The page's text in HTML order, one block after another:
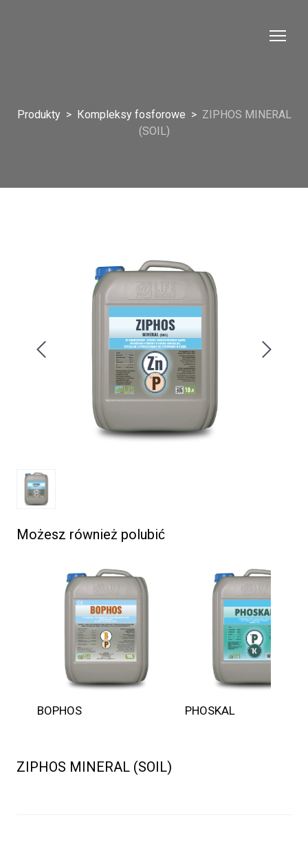
Produkty Кompleksy fosforowe
ZIPHOS MINERAL
(SOIL)
Możesz również polubić
BOPHOS PHOSKAL
ZIPHOS MINERAL (SOIL)